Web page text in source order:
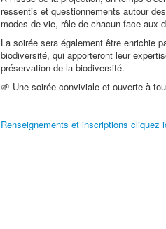
ressentis et questionnements autour
modes de vie, rôle de chacun face aux
La soirée sera également être enrichie
biodiversité, qui apporteront leur
préservation de la biodiversité.
🌱 Une soirée conviviale et ouverte à
Renseignements et inscriptions cliquez